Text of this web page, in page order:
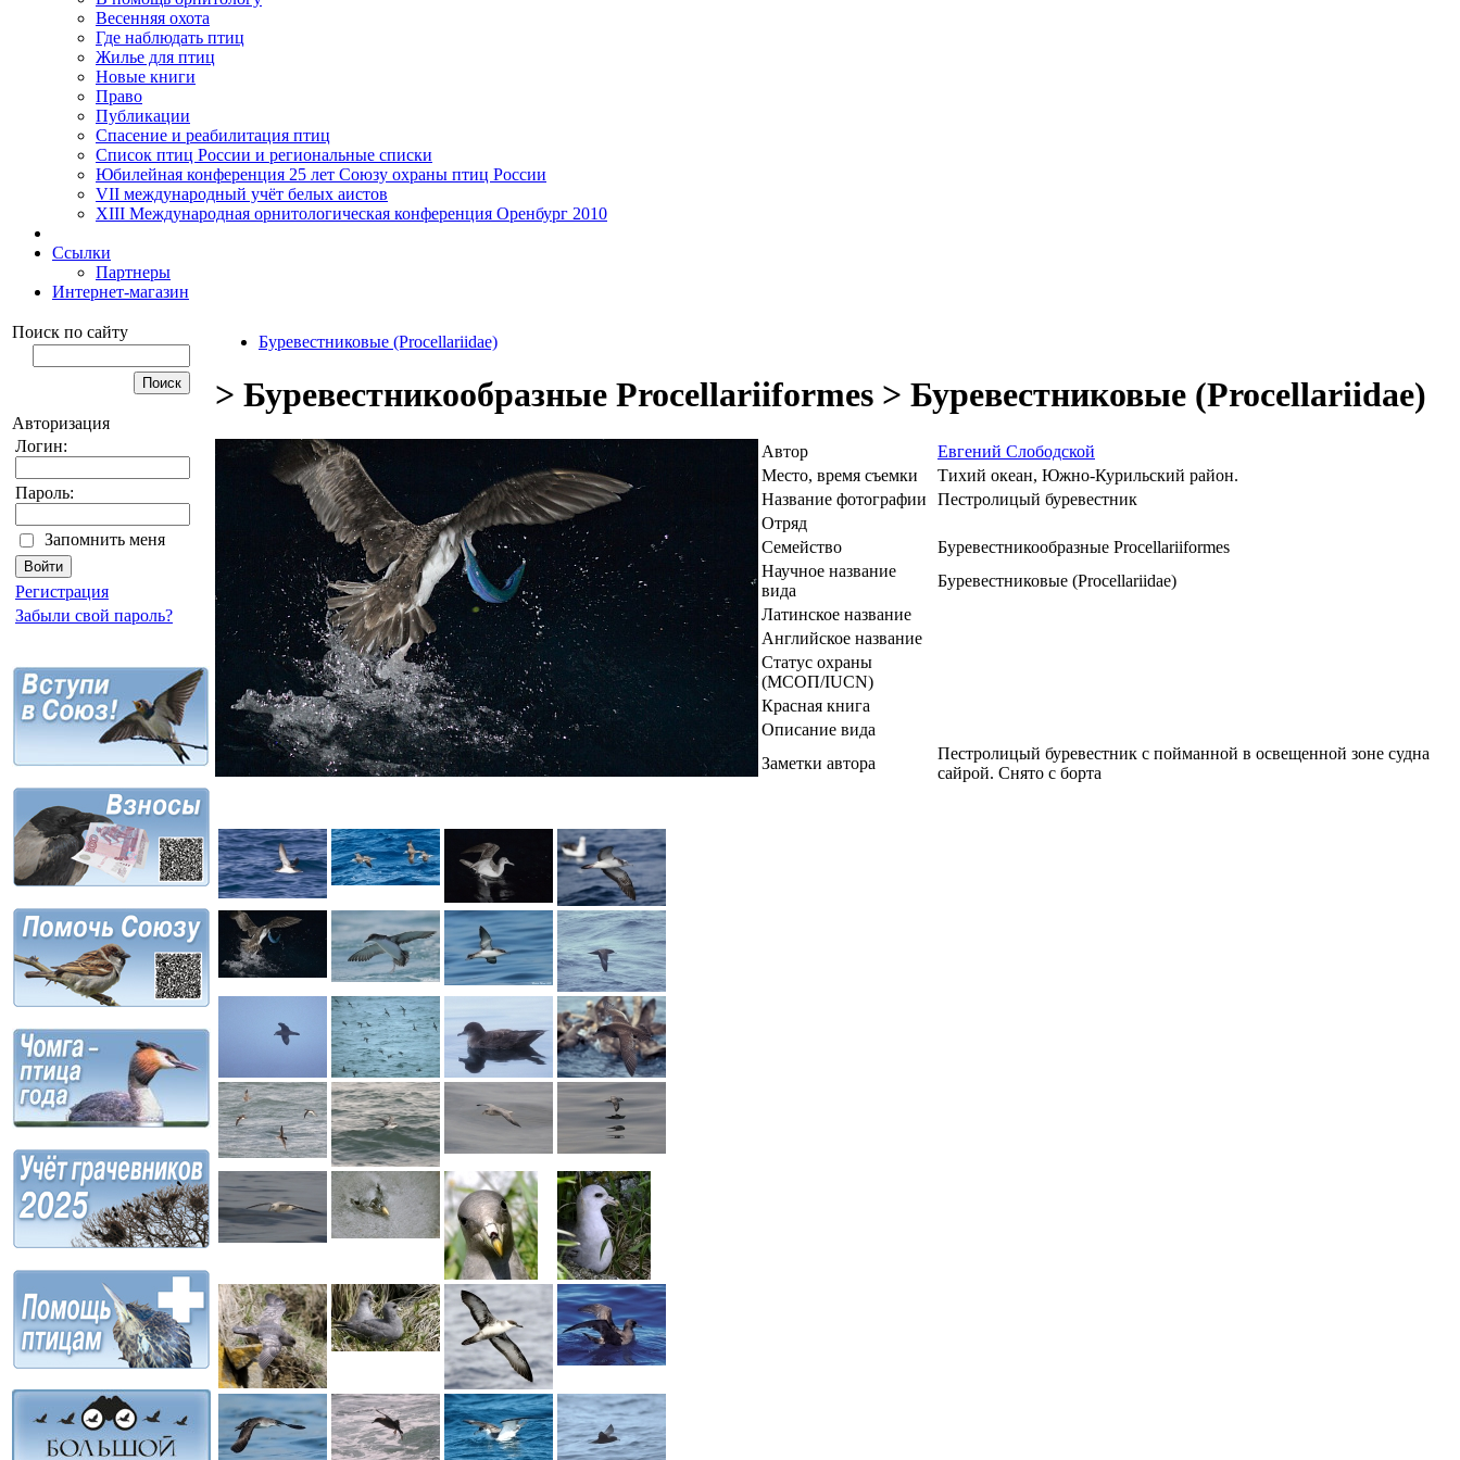
Весенняя охота
Где наблюдать птиц
Жилье для птиц
Новые книги
Право
Публикации
Спасение и реабилитация птиц
Список птиц России и региональные списки
Юбилейная конференция 25 лет Союзу охраны птиц России
VII международный учёт белых аистов
XIII Международная орнитологическая конференция Оренбург 2010
Ссылки
Партнеры
Интернет-магазин
Поиск по сайту
Авторизация
Логин:
Пароль:
Запомнить меня
Регистрация
Забыли свой пароль?
Буревестниковые (Procellariidae)
> Буревестникообразные Procellariiformes > Буревестниковые (Procellariidae)
Автор
Евгений Слободской
Место, время съемки
Тихий океан, Южно-Курильский район.
Название фотографии
Пестролицый буревестник
Отряд
Семейство
Буревестникообразные Procellariiformes
Научное название
вида
Буревестниковые (Procellariidae)
Латинское название
Английское название
Статус охраны
(МСОП/IUCN)
Красная книга
Описание вида
Заметки автора
Пестролицый буревестник с пойманной в освещенной зоне судна
сайрой. Снято с борта